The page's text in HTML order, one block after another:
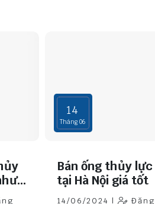
14
Tháng 06
Bán ống thủy lực
tại Hà Nội giá tốt
14/06/2024 | Đăng